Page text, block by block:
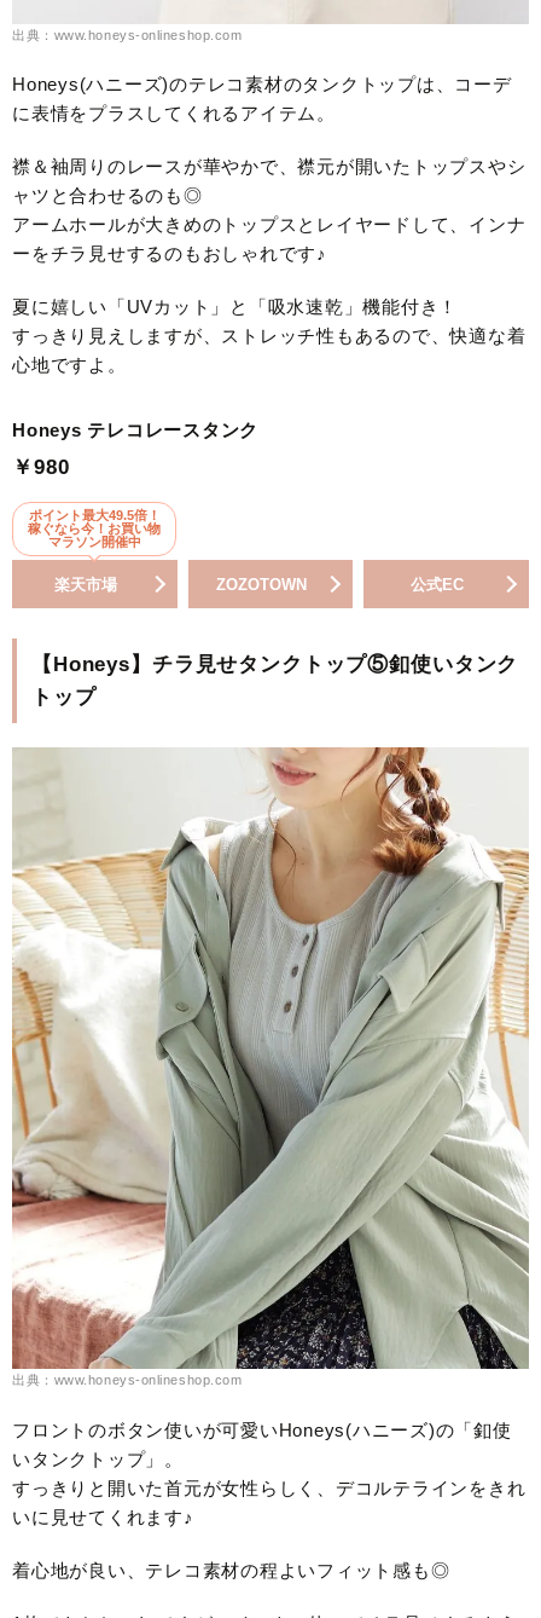
出典：www.honeys-onlineshop.com
Honeys(ハニーズ)のテレコ素材のタンクトップは、コーデ
に表情をプラスしてくれるアイテム。
襟＆袖周りのレースが華やかで、襟元が開いたトップスやシ
ャツと合わせるのも◎
アームホールが大きめのトップスとレイヤードして、インナ
ーをチラ見せするのもおしゃれです♪
夏に嬉しい「UVカット」と「吸水速乾」機能付き！
すっきり見えしますが、ストレッチ性もあるので、快適な着
心地ですよ。
Honeys テレコレースタンク
￥980
ポイント最大49.5倍！
稼ぐなら今！お買い物
マラソン開催中
楽天市場 ZOZOTOWN 公式EC
【Honeys】チラ見せタンクトップ⑤釦使いタンク
トップ
出典：www.honeys-onlineshop.com
フロントのボタン使いが可愛いHoneys(ハニーズ)の「釦使
いタンクトップ」。
すっきりと開いた首元が女性らしく、デコルテラインをきれ
いに見せてくれます♪
着心地が良い、テレコ素材の程よいフィット感も◎